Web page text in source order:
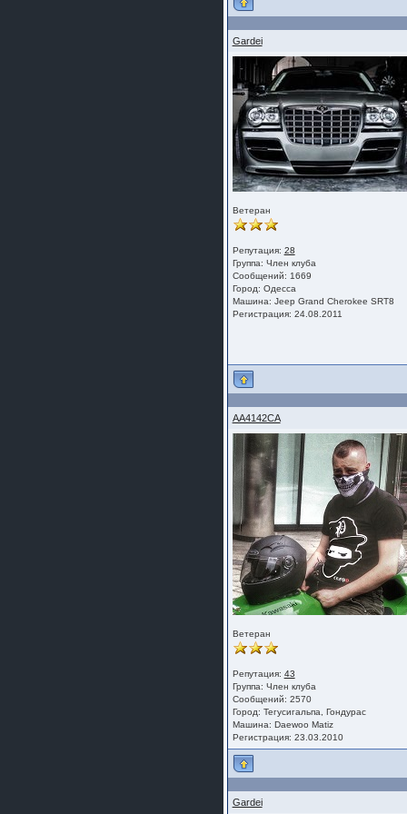
Gardei
Ветеран
Репутация: 28
Группа: Член клуба
Сообщений: 1669
Город: Одесса
Машина: Jeep Grand Cherokee SRT8
Регистрация: 24.08.2011
AA4142CA
Ветеран
Репутация: 43
Группа: Член клуба
Сообщений: 2570
Город: Тегусигальпа, Гондурас
Машина: Daewoo Matiz
Регистрация: 23.03.2010
Gardei